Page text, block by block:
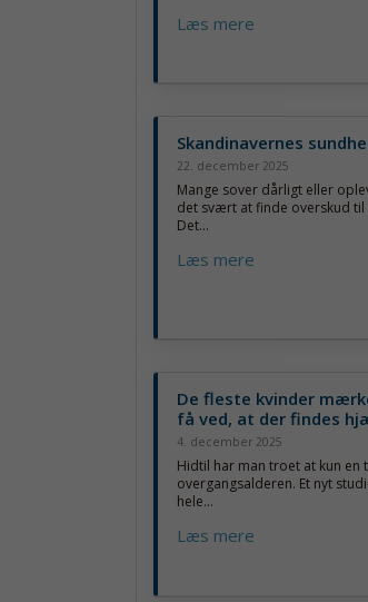
Læs mere
Skandinavernes
22. december 2025
Mange sover dårligt eller
det svært at finde overskud til
Det...
Læs mere
De fleste kvinder
få ved, at der findes
4. december 2025
Hidtil har man troet at kun
overgangsalderen. Et nyt
hele...
Læs mere